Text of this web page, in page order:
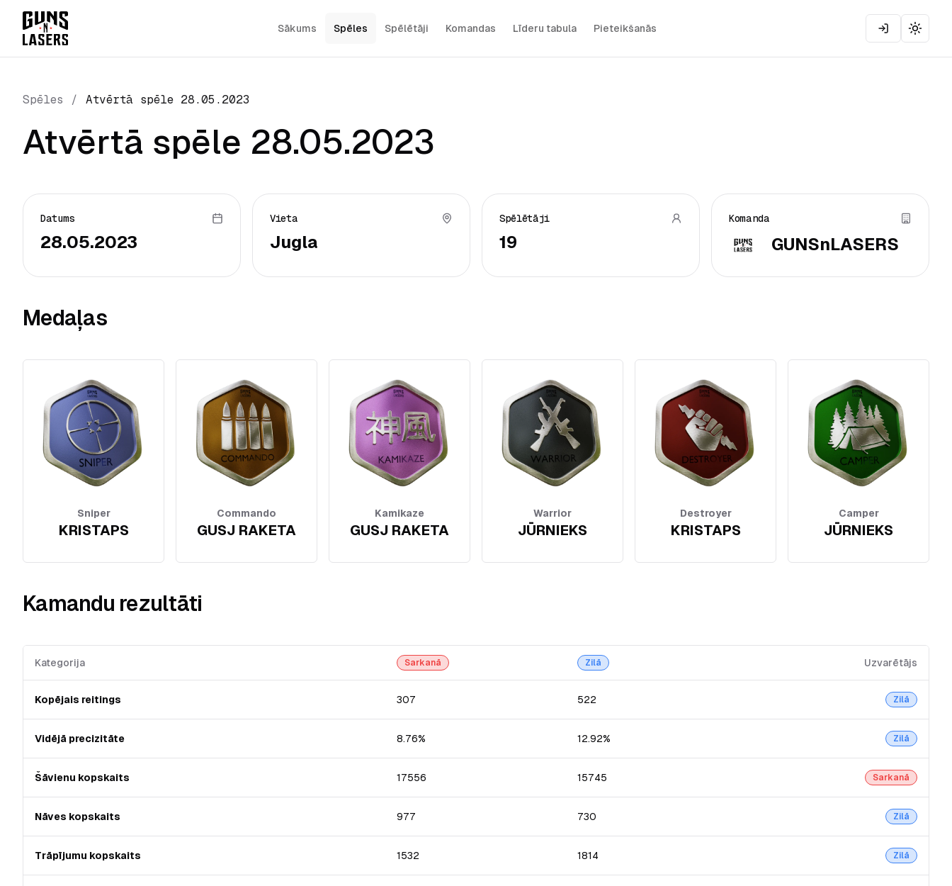
Sākums Spēles Spēlētāji Komandas Līderu tabula Pieteikšanās
Toggle
Spēles / Atvērtā spēle 28.05.2023
Atvērtā spēle 28.05.2023
Datums
28.05.2023
Vieta
Jugla
Spēlētāji
19
Komanda
GUNSnLASERS
Medaļas
Sniper
KRISTAPS
Commando
GUSJ RAKETA
Kamikaze
GUSJ RAKETA
Warrior
JŪRNIEKS
Destroyer
KRISTAPS
Camper
JŪRNIEKS
Kamandu rezultāti
Kategorija Sarkanā Zilā Uzvarētājs
Kopējais reitings 307 522 Zilā
Vidējā precizitāte 8.76% 12.92% Zilā
Šāvienu kopskaits 17556 15745 Sarkanā
Nāves kopskaits 977 730 Zilā
Trāpījumu kopskaits 1532 1814 Zilā